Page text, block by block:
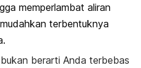
memperlambat aliran
terbentuknya
berarti Anda terbebas